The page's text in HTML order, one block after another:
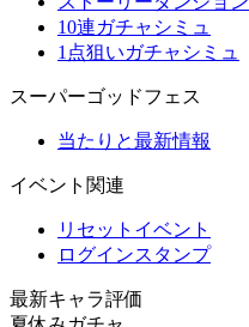
10連ガチャシミュ
1点狙いガチャシミュ
スーパーゴッドフェス
当たりと最新情報
イベント関連
リセットイベント
ログインスタンプ
最新キャラ評価